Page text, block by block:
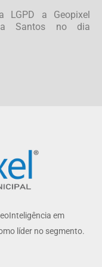
LGPD a Geopixel
Santos no dia
em
líder no segmento.